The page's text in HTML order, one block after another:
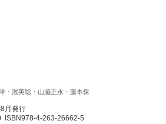
・渥美聡・山脇正永・藤本保
月発行
ISBN978-4-263-26662-5